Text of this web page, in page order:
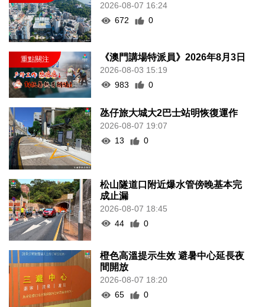
2026-08-07 16:24
672
0
《澳門講場特派員》2026年8月3日
2026-08-03 15:19
983
0
氹仔旅大城大2巴士站明恢復運作
2026-08-07 19:07
13
0
松山隧道口附近爆水管傍晚基本完
成止漏
2026-08-07 18:45
44
0
橙色高溫提示生效 避暑中心延長夜
間開放
2026-08-07 18:20
65
0